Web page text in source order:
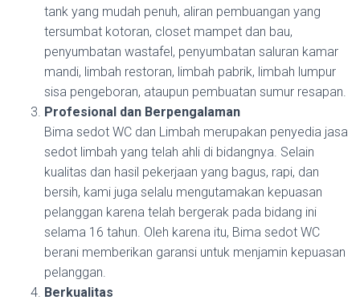
tank yang mudah penuh, aliran pembuangan yang
tersumbat kotoran, closet mampet dan bau,
penyumbatan wastafel, penyumbatan saluran kamar
mandi, limbah restoran, limbah pabrik, limbah lumpur
sisa pengeboran, ataupun pembuatan sumur resapan.
Profesional dan Berpengalaman
Bima sedot WC dan Limbah merupakan penyedia jasa
sedot limbah yang telah ahli di bidangnya. Selain
kualitas dan hasil pekerjaan yang bagus, rapi, dan
bersih, kami juga selalu mengutamakan kepuasan
pelanggan karena telah bergerak pada bidang ini
selama 16 tahun. Oleh karena itu, Bima sedot WC
berani memberikan garansi untuk menjamin kepuasan
pelanggan.
Berkualitas